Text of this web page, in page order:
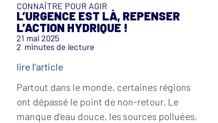
CONNAÎTRE POUR AGIR
L’URGENCE EST LÀ, REPENSER
L’ACTION HYDRIQUE !
21 mai 2025
2 minutes de lecture
lire l'article
Partout dans le monde, certaines régions
ont dépassé le point de non-retour. Le
manque d’eau douce, les sources polluées,